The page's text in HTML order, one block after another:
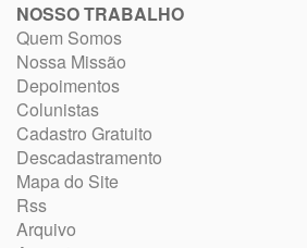
NOSSO TRABALHO
Quem Somos
Nossa Missão
Depoimentos
Colunistas
Cadastro Gratuito
Descadastramento
Mapa do Site
Rss
Arquivo